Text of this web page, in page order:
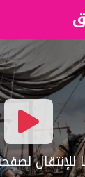
للإنتقال